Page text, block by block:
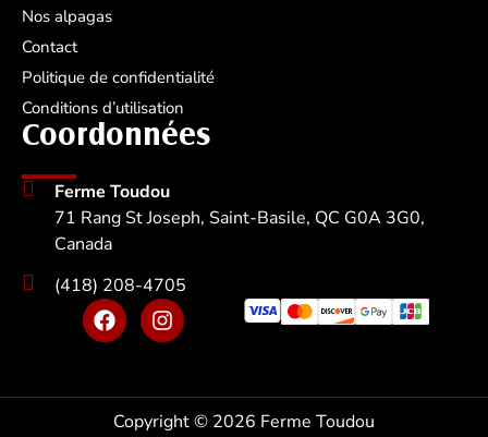
Nos alpagas
Contact
Politique de confidentialité
Conditions d’utilisation
Coordonnées
Ferme Toudou
71 Rang St Joseph, Saint-Basile, QC G0A 3G0,
Canada
(418) 208-4705
F
a
b
I
n
a
g
Copyright © 2026 Ferme Toudou